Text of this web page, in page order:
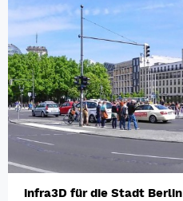
infra3D für die Stadt Berlin